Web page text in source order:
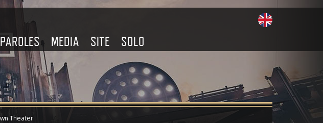
PAROLES MEDIA SITE SOLO
Theater